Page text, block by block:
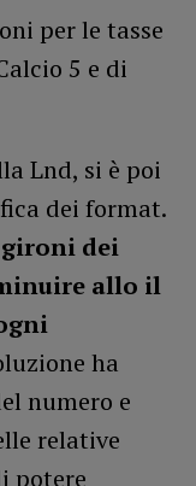
per le tasse
5 e di
Lnd, si è poi
dei format.
gironi dei
allo il
ha
numero e
relative
potere